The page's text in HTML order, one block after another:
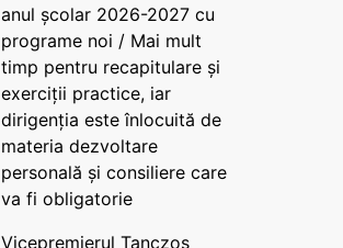
anul școlar 2026-2027 cu
programe noi / Mai mult
timp pentru recapitulare și
exerciții practice, iar
dirigenția este înlocuită de
materia dezvoltare
personală și consiliere care
va fi obligatorie
Vicepremierul Tanczos